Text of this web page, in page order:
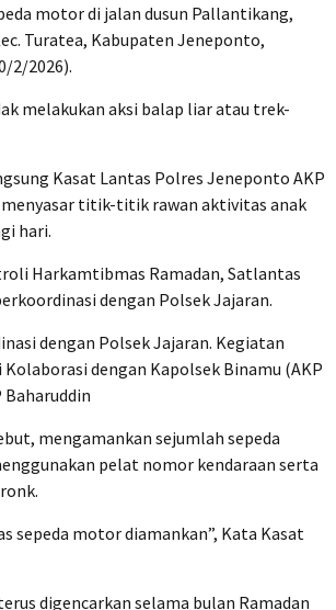
motor di jalan dusun Pallantikang,
Turatea, Kabupaten Jeneponto,
2/2026).
melakukan aksi balap liar atau trek-
Kasat Lantas Polres Jeneponto AKP
menyasar titik-titik rawan aktivitas anak
hari.
Harkamtibmas Ramadan, Satlantas
dengan Polsek Jajaran.
dengan Polsek Jajaran. Kegiatan
dengan Kapolsek Binamu (AKP
Baharuddin
mengamankan sejumlah sepeda
pelat nomor kendaraan serta
sepeda motor diamankan”, Kata Kasat
digencarkan selama bulan Ramadan